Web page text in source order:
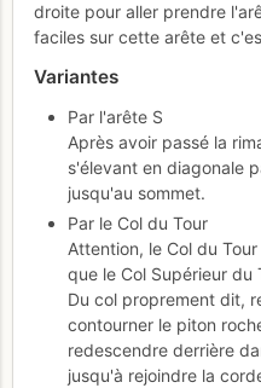
droite pour aller prendre
faciles sur cette arête et
Variantes
Par l'arête S
Après avoir passé la
s'élevant en diagonale
jusqu'au sommet.
Par le Col du Tour
Attention, le Col du
que le Col Supérieur du
Du col proprement dit,
contourner le piton
redescendre derrière
jusqu'à rejoindre la